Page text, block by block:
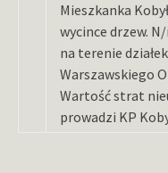
Mieszkanka
wycince drzew.
na terenie
Warszawskiego
Wartość strat
prowadzi KP